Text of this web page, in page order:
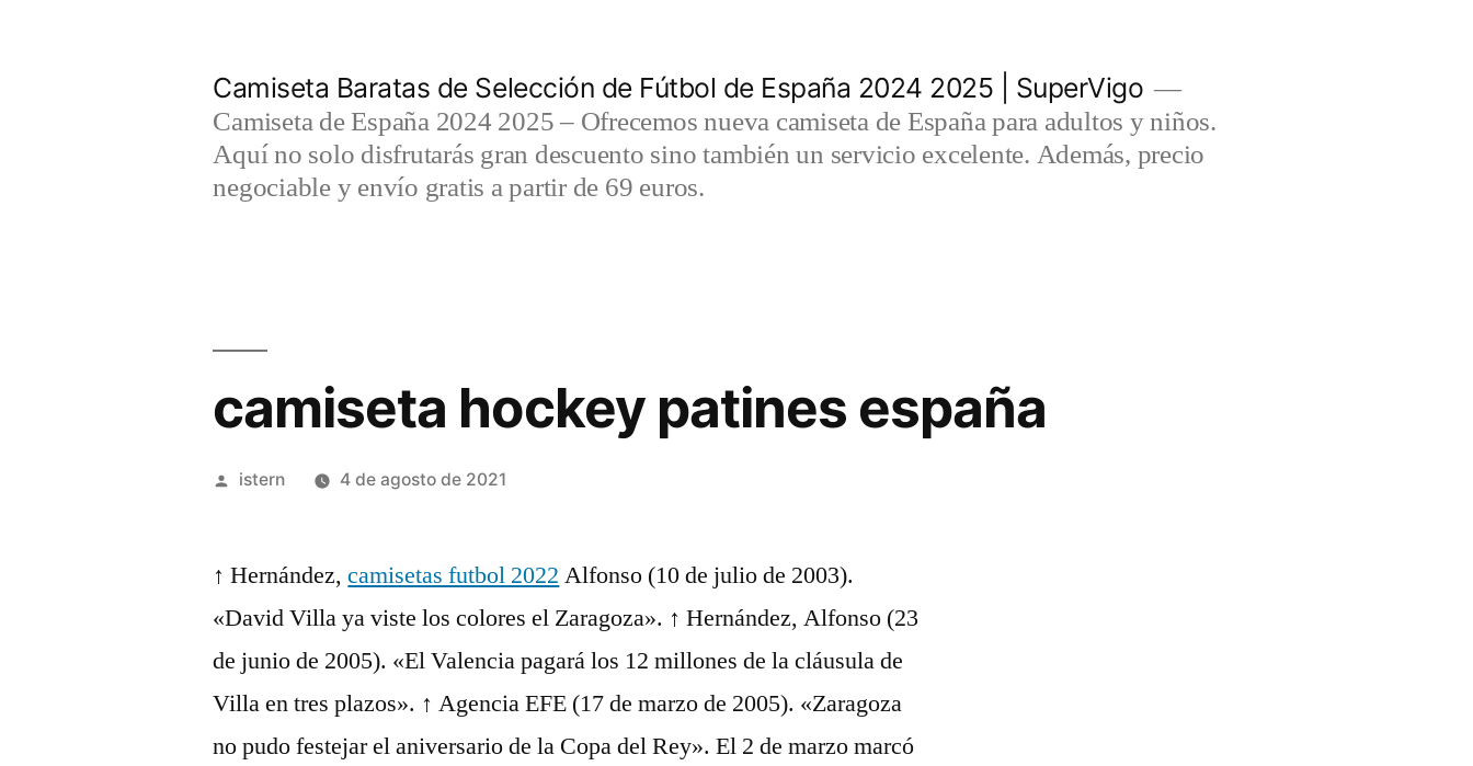
Camiseta Baratas de Selección de Fútbol de España 2024 2025 | SuperVigo
Camiseta de España 2024 2025 – Ofrecemos nueva camiseta de España para adultos y niños.
Aquí no solo disfrutarás gran descuento sino también un servicio excelente. Además, precio
negociable y envío gratis a partir de 69 euros.
camiseta hockey patines españa
Publicado
istern 4 de agosto de 2021
↑ Hernández,camisetas futbol 2022 Alfonso (10 de julio de 2003).
«David Villa ya viste los colores el Zaragoza». ↑ Hernández, Alfonso (23
de junio de 2005). «El Valencia pagará los 12 millones de la cláusula de
Villa en tres plazos». ↑ Agencia EFE (17 de marzo de 2005). «Zaragoza
no pudo festejar el aniversario de la Copa del Rey». El 2 de marzo marcó